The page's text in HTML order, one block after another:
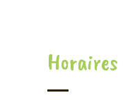
Horaires